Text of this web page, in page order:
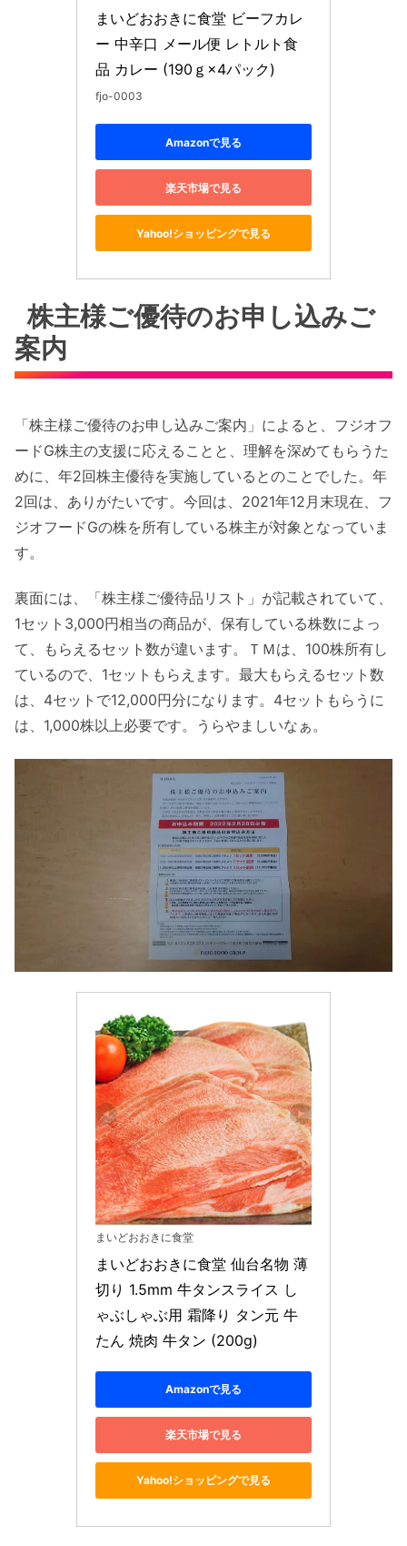
まいどおおきに食堂 ビーフカレ
ー 中辛口 メール便 レトルト食
品 カレー (190ｇ×4パック)
fjo-0003
Amazonで見る
楽天市場で見る
Yahoo!ショッピングで見る
株主様ご優待のお申し込みご
案内
「株主様ご優待のお申し込みご案内」によると、フジオフ
ードG株主の支援に応えることと、理解を深めてもらうた
めに、年2回株主優待を実施しているとのことでした。年
2回は、ありがたいです。今回は、2021年12月末現在、フ
ジオフードGの株を所有している株主が対象となっていま
す。
裏面には、「株主様ご優待品リスト」が記載されていて、
1セット3,000円相当の商品が、保有している株数によっ
て、もらえるセット数が違います。ＴＭは、100株所有し
ているので、1セットもらえます。最大もらえるセット数
は、4セットで12,000円分になります。4セットもらうに
は、1,000株以上必要です。うらやましいなぁ。
まいどおおきに食堂
まいどおおきに食堂 仙台名物 薄
切り 1.5mm 牛タンスライス し
ゃぶしゃぶ用 霜降り タン元 牛
たん 焼肉 牛タン (200g)
Amazonで見る
楽天市場で見る
Yahoo!ショッピングで見る